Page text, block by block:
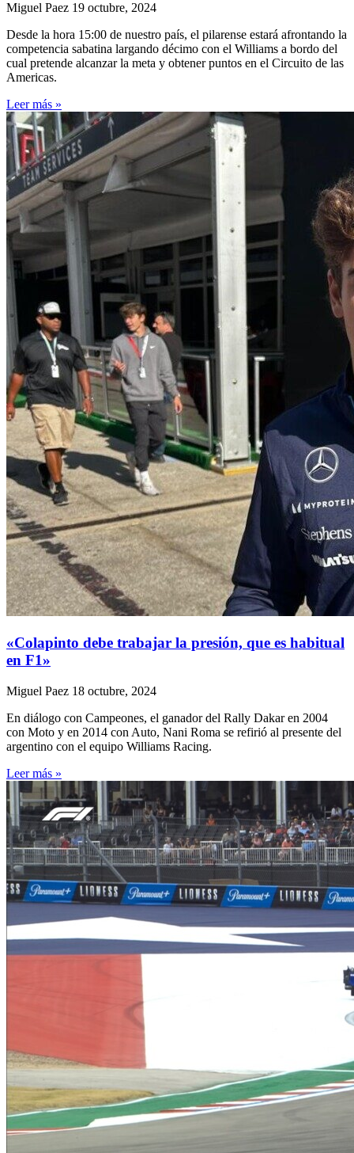
Miguel Paez 19 octubre, 2024
Desde la hora 15:00 de nuestro país, el pilarense estará afrontando la
competencia sabatina largando décimo con el Williams a bordo del
cual pretende alcanzar la meta y obtener puntos en el Circuito de las
Americas.
Leer más »
«Colapinto debe trabajar la presión, que es habitual
en F1»
Miguel Paez 18 octubre, 2024
En diálogo con Campeones, el ganador del Rally Dakar en 2004
con Moto y en 2014 con Auto, Nani Roma se refirió al presente del
argentino con el equipo Williams Racing.
Leer más »